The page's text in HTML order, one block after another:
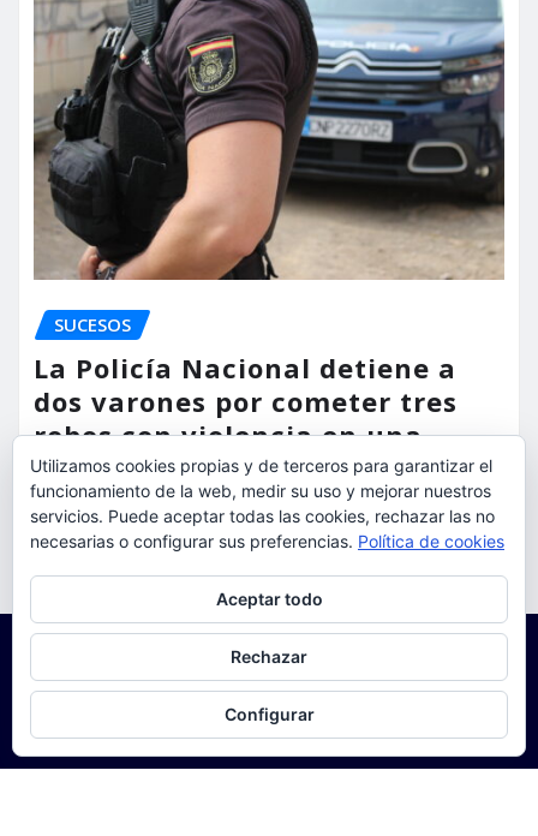
SUCESOS
La Policía Nacional detiene a
dos varones por cometer tres
robos con violencia en una
misma mañana
torrent al dia Ago 7, 2026
Utilizamos cookies propias y de terceros para garantizar el
funcionamiento de la web, medir su uso y mejorar nuestros
servicios. Puede aceptar todas las cookies, rechazar las no
necesarias o configurar sus preferencias. Política de cookies
Aceptar todo
Rechazar
Configurar
Para obtener más información, incluido cómo gestionar las cookies,